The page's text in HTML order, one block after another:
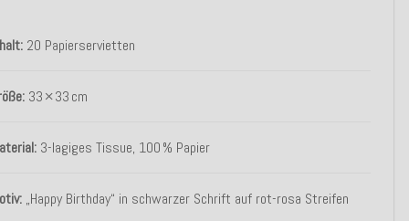
20 Papierservietten
33 × 33 cm
3-lagiges Tissue, 100 % Papier
„Happy Birthday“ in schwarzer Schrift auf rot-rosa Streifen